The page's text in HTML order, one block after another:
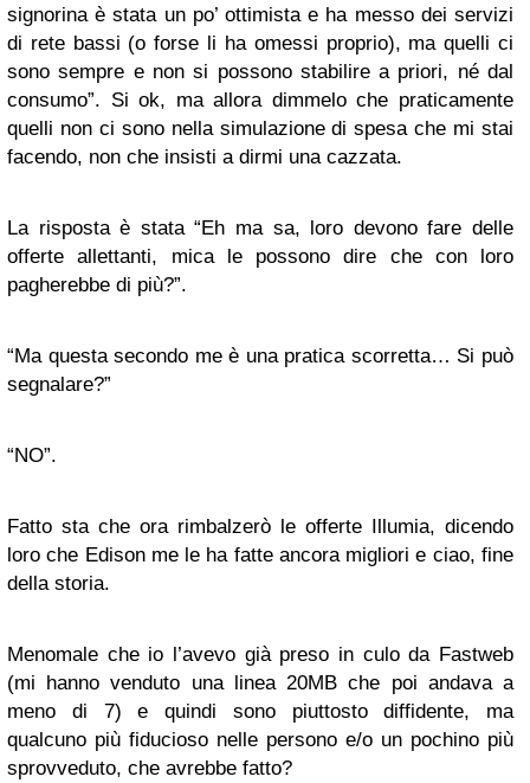
signorina è stata un po’ ottimista e ha messo dei servizi
di rete bassi (o forse li ha omessi proprio), ma quelli ci
sono sempre e non si possono stabilire a priori, né dal
consumo”. Si ok, ma allora dimmelo che praticamente
quelli non ci sono nella simulazione di spesa che mi stai
facendo, non che insisti a dirmi una cazzata.
La risposta è stata “Eh ma sa, loro devono fare delle
offerte allettanti, mica le possono dire che con loro
pagherebbe di più?”.
“Ma questa secondo me è una pratica scorretta… Si può
segnalare?”
“NO”.
Fatto sta che ora rimbalzerò le offerte Illumia, dicendo
loro che Edison me le ha fatte ancora migliori e ciao, fine
della storia.
Menomale che io l’avevo già preso in culo da Fastweb
(mi hanno venduto una linea 20MB che poi andava a
meno di 7) e quindi sono piuttosto diffidente, ma
qualcuno più fiducioso nelle persono e/o un pochino più
sprovveduto, che avrebbe fatto?